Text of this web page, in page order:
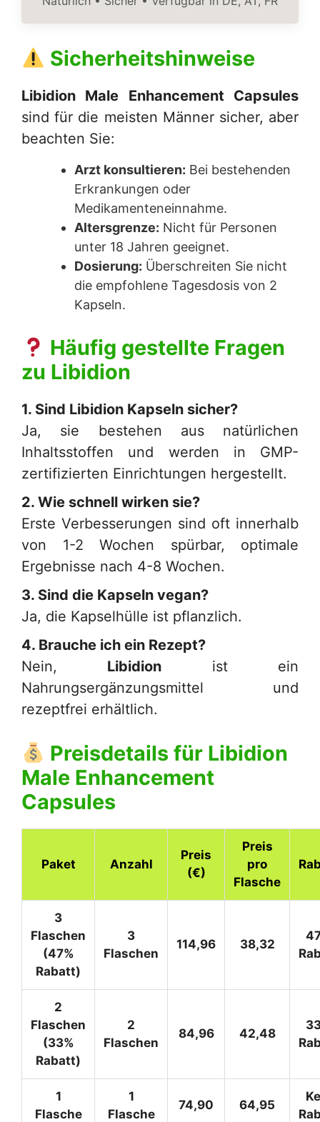
Sicherheitshinweise
Libidion Male Enhancement Capsules
sind für die meisten Männer sicher, aber
beachten Sie:
Arzt konsultieren: Bei bestehenden
Erkrankungen oder
Medikamenteneinnahme.
Altersgrenze: Nicht für Personen
unter 18 Jahren geeignet.
Dosierung: Überschreiten Sie nicht
die empfohlene Tagesdosis von 2
Kapseln.
Häufig gestellte Fragen
zu Libidion
1. Sind Libidion Kapseln sicher?
Ja, sie bestehen aus natürlichen
Inhaltsstoffen und werden in GMP-
zertifizierten Einrichtungen hergestellt.
2. Wie schnell wirken sie?
Erste Verbesserungen sind oft innerhalb
von 1-2 Wochen spürbar, optimale
Ergebnisse nach 4-8 Wochen.
3. Sind die Kapseln vegan?
Ja, die Kapselhülle ist pflanzlich.
4. Brauche ich ein Rezept?
Nein, Libidion ist ein
Nahrungsergänzungsmittel und
rezeptfrei erhältlich.
Preisdetails für Libidion
Male Enhancement
Capsules
Paket Anzahl
Preis
(€)
Preis
pro
Flasche
3
Flaschen
(47%
Rabatt)
3
Flaschen
114,96 38,32
2
Flaschen
(33%
Rabatt)
2
Flaschen
84,96 42,48
1
Flasche
1
Flasche
74,90 64,95